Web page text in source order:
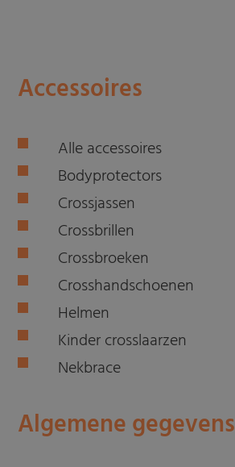
Accessoires
Alle accessoires
Bodyprotectors
Crossjassen
Crossbrillen
Crossbroeken
Crosshandschoenen
Helmen
Kinder crosslaarzen
Nekbrace
Algemene gegevens